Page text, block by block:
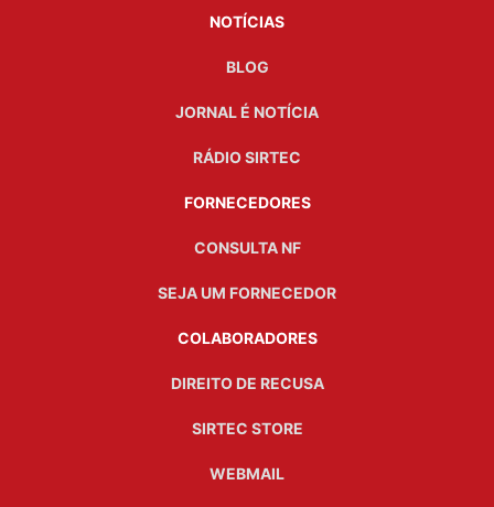
NOTÍCIAS
BLOG
JORNAL É NOTÍCIA
RÁDIO SIRTEC
FORNECEDORES
CONSULTA NF
SEJA UM FORNECEDOR
COLABORADORES
DIREITO DE RECUSA
SIRTEC STORE
WEBMAIL